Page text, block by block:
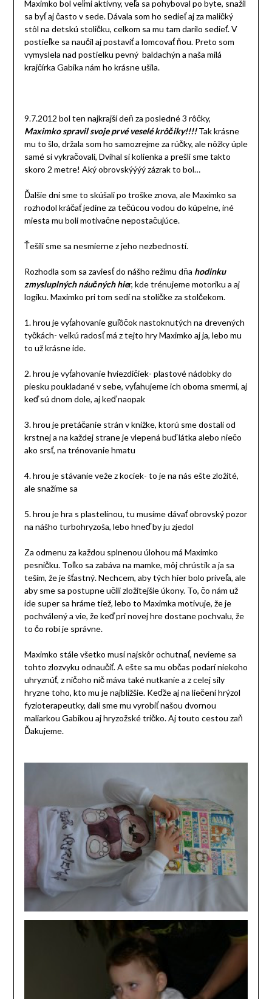
Maximko bol veľmi aktívny, veľa sa pohyboval po byte, snažil
sa byť aj často v sede. Dávala som ho sedieť aj za maličký
stôl na detskú stoličku, celkom sa mu tam darilo sedieť. V
postieľke sa naučil aj postaviť a lomcovať ňou. Preto som
vymyslela nad postielku pevný baldachýn a naša milá
krajčírka Gabika nám ho krásne ušila.
9.7.2012 bol ten najkrajší deň za posledné 3 rôčky,
Maximko spravil svoje prvé veselé krôčiky!!!!Tak krásne
mu to šlo, držala som ho samozrejme za rúčky, ale nôžky úple
samé si vykračovali, Dvíhal si kolienka a prešli sme takto
skoro 2 metre! Aký obrovskýýýý zázrak to bol…
Ďalšie dni sme to skúšali po troške znova, ale Maximko sa
rozhodol kráčať jedine za tečúcou vodou do kúpelne, iné
miesta mu boli motivačne nepostačujúce.
Ťešili sme sa nesmierne z jeho nezbedností.
Rozhodla som sa zaviesť do nášho režimu dňa hodinku
zmysluplných náučných hier, kde trénujeme motoriku a aj
logiku. Maximko pri tom sedí na stoličke za stolčekom.
1. hrou je vyťahovanie guľôčok nastoknutých na drevených
tyčkách- veľkú radosť má z tejto hry Maximko aj ja, lebo mu
to už krásne ide.
2. hrou je vyťahovanie hviezdičiek- plastové nádobky do
piesku poukladané v sebe, vyťahujeme ich oboma smermi, aj
keď sú dnom dole, aj keď naopak
3. hrou je pretáčanie strán v knižke, ktorú sme dostali od
krstnej a na každej strane je vlepená buď látka alebo niečo
ako srsť, na trénovanie hmatu
4. hrou je stávanie veže z kociek- to je na nás ešte zložité,
ale snažíme sa
5. hrou je hra s plastelínou, tu musíme dávať obrovský pozor
na nášho turbohryzoša, lebo hneď by ju zjedol
Za odmenu za každou splnenou úlohou má Maximko
pesničku. Toľko sa zabáva na mamke, môj chrústik a ja sa
teším, že je šťastný. Nechcem, aby tých hier bolo priveľa, ale
aby sme sa postupne učili zložitejšie úkony. To, čo nám už
ide super sa hráme tiež, lebo to Maximka motivuje, že je
pochválený a vie, že keď pri novej hre dostane pochvalu, že
to čo robí je správne.
Maximko stále všetko musí najskôr ochutnať, nevieme sa
tohto zlozvyku odnaučiť. A ešte sa mu občas podarí niekoho
uhryznúť, z ničoho nič máva také nutkanie a z celej sily
hryzne toho, kto mu je najbližšie. Keďže aj na liečení hrýzol
fyzioterapeutky, dali sme mu vyrobiť našou dvornou
maliarkou Gabikou aj hryzožské tričko. Aj touto cestou zaň
Ďakujeme.